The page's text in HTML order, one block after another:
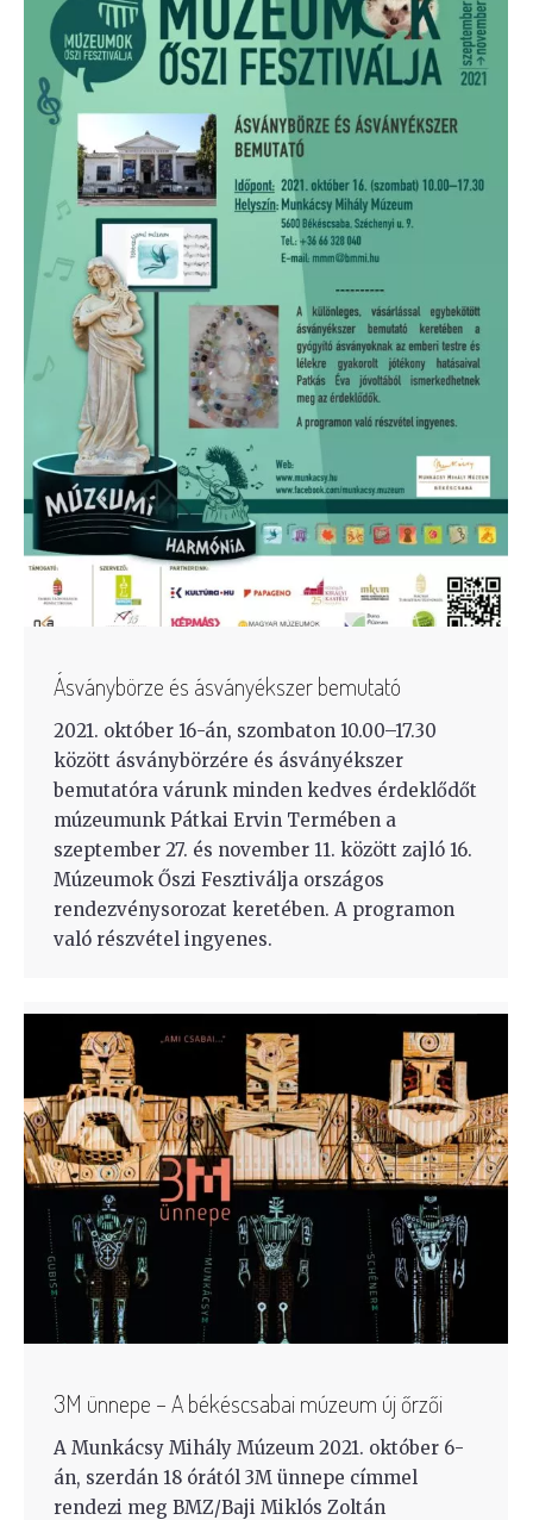
Ásványbörze és ásványékszer bemutató
2021. október 16-án, szombaton 10.00–17.30
között ásványbörzére és ásványékszer
bemutatóra várunk minden kedves érdeklődőt
múzeumunk Pátkai Ervin Termében a
szeptember 27. és november 11. között zajló 16.
Múzeumok Őszi Fesztiválja országos
rendezvénysorozat keretében. A programon
való részvétel ingyenes.
3M ünnepe – A békéscsabai múzeum új őrzői
A Munkácsy Mihály Múzeum 2021. október 6-
án, szerdán 18 órától 3M ünnepe címmel
rendezi meg BMZ/Baji Miklós Zoltán